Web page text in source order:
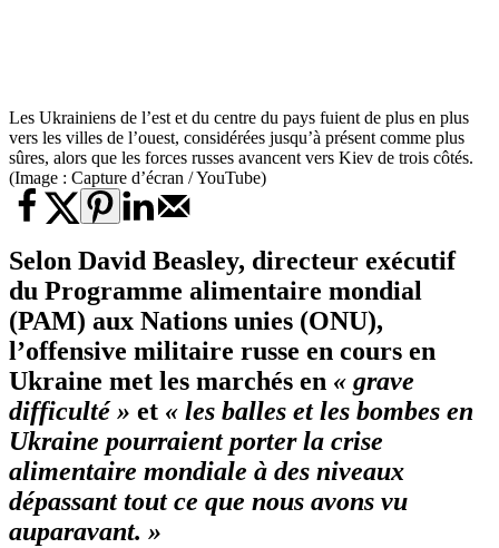
Les Ukrainiens de l’est et du centre du pays fuient de plus en plus
vers les villes de l’ouest, considérées jusqu’à présent comme plus
sûres, alors que les forces russes avancent vers Kiev de trois côtés.
(Image : Capture d’écran / YouTube)
Selon David Beasley, directeur exécutif
du Programme alimentaire mondial
(PAM) aux Nations unies (ONU),
l’offensive militaire russe en cours en
Ukraine met les marchés en « grave
difficulté » et « les balles et les bombes en
Ukraine pourraient porter la crise
alimentaire mondiale à des niveaux
dépassant tout ce que nous avons vu
auparavant. »